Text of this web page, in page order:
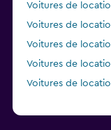
Voitures de
Voitures de
Voitures de
Voitures de
Voitures de